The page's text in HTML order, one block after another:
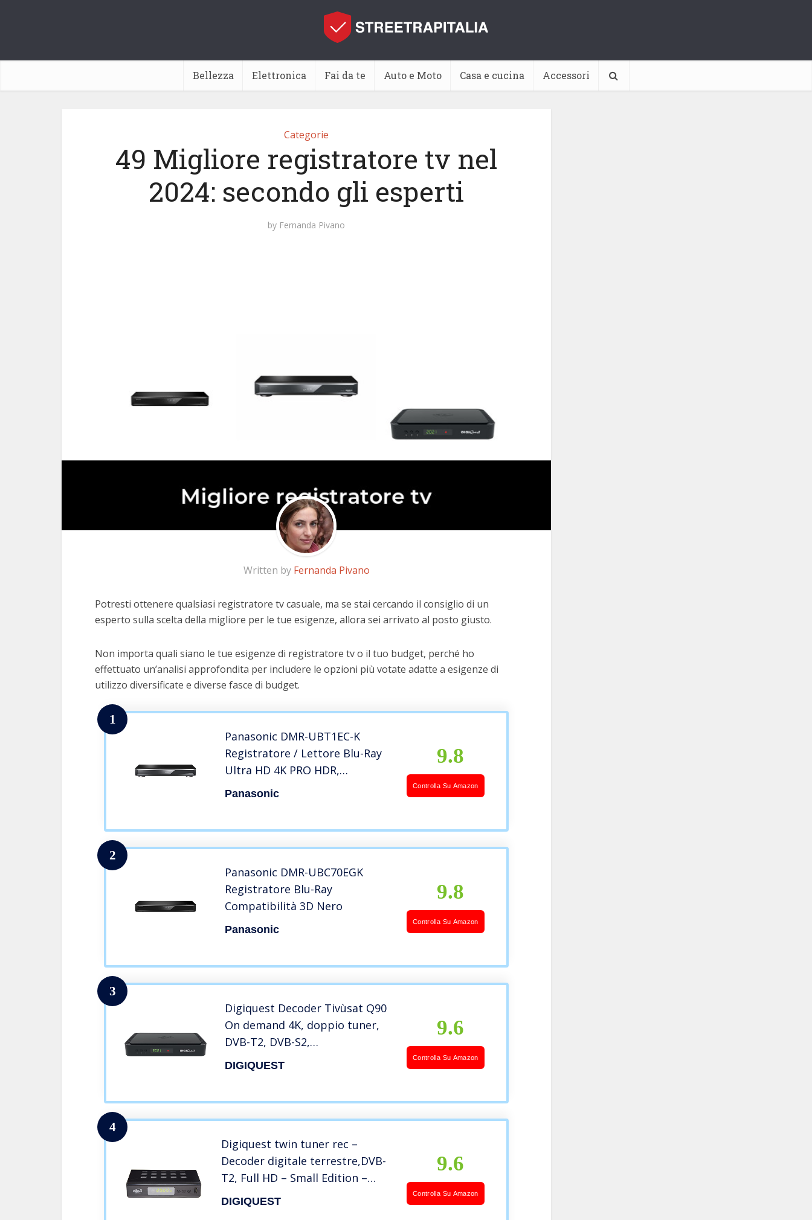
Bellezza Elettronica Fai da te Auto e Moto Casa e cucina Accessori
Categorie
49 Migliore registratore tv nel
2024: secondo gli esperti
by Fernanda Pivano
Written by Fernanda Pivano
Potresti ottenere qualsiasi registratore tv casuale, ma se stai cercando il consiglio di un
esperto sulla scelta della migliore per le tue esigenze, allora sei arrivato al posto giusto.
Non importa quali siano le tue esigenze di registratore tv o il tuo budget, perché ho
effettuato un’analisi approfondita per includere le opzioni più votate adatte a esigenze di
utilizzo diversificate e diverse fasce di budget.
1
Panasonic DMR-UBT1EC-K
Registratore / Lettore Blu-Ray
Ultra HD 4K PRO HDR,
Processore HCX, Doppio
Panasonic
9.8
Controlla Su Amazon
2
Panasonic DMR-UBC70EGK
Registratore Blu-Ray
Compatibilità 3D Nero
Panasonic
9.8
Controlla Su Amazon
3
Digiquest Decoder Tivùsat Q90
On demand 4K, doppio tuner,
DVB-T2, DVB-S2,
Videoregistratore PVR,Nero,
inclusa Tessera Tivusat 4K
DIGIQUEST
9.6
Controlla Su Amazon
4
Digiquest twin tuner rec –
Decoder digitale terrestre,DVB-
T2, Full HD – Small Edition –
Funzione di videoregistratore,
DIGIQUEST
9.6
Controlla Su Amazon